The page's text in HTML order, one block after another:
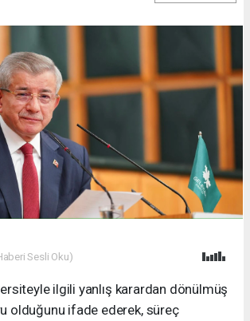
Sesli Oku)
ilgili yanlış karardan dönülmüş
olduğunu ifade ederek, süreç